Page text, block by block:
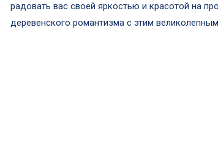
радовать вас своей яркостью и красотой на
деревенского романтизма с этим